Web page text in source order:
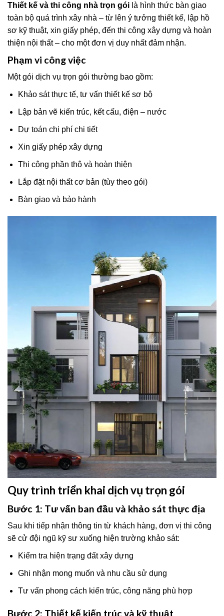
Thiết kế và thi công nhà trọn gói là hình thức bàn giao
toàn bộ quá trình xây nhà – từ lên ý tưởng thiết kế, lập hồ
sơ kỹ thuật, xin giấy phép, đến thi công xây dựng và hoàn
thiện nội thất – cho một đơn vị duy nhất đảm nhận.
Phạm vi công việc
Một gói dịch vụ trọn gói thường bao gồm:
Khảo sát thực tế, tư vấn thiết kế sơ bộ
Lập bản vẽ kiến trúc, kết cấu, điện – nước
Dự toán chi phí chi tiết
Xin giấy phép xây dựng
Thi công phần thô và hoàn thiện
Lắp đặt nội thất cơ bản (tùy theo gói)
Bàn giao và bảo hành
Quy trình triển khai dịch vụ trọn gói
Bước 1: Tư vấn ban đầu và khảo sát thực địa
Sau khi tiếp nhận thông tin từ khách hàng, đơn vị thi công
sẽ cử đội ngũ kỹ sư xuống hiện trường khảo sát:
Kiểm tra hiện trạng đất xây dựng
Ghi nhận mong muốn và nhu cầu sử dụng
Tư vấn phong cách kiến trúc, công năng phù hợp
Bước 2: Thiết kế kiến trúc và kỹ thuật